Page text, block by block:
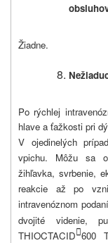
Žiadne.
Po rýchlej
hlave a ťažkosti pri
V ojedinelých
vpichu. Môžu sa
žihľavka, svrbenie,
reakcie až po
intravenóznom
dvojité videnie,
THIOCTACID 600